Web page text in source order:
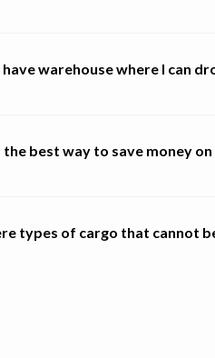
have warehouse where I can
the best way to save money
types of cargo that cannot